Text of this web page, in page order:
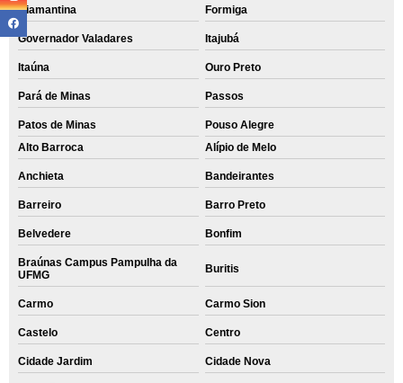
Diamantina Formiga
Governador Valadares Itajubá
Itaúna Ouro Preto
Pará de Minas Passos
Patos de Minas
Pouso Alegre
Alto Barroca
Alípio de Melo
Anchieta Bandeirantes
Barreiro Barro Preto
Belvedere Bonfim
Braúnas Campus Pampulha da
UFMG
Buritis
Carmo Carmo Sion
Castelo Centro
Cidade Jardim Cidade Nova